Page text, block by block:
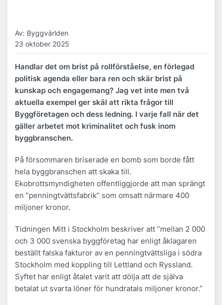
Av: Byggvärlden
23 oktober 2025
Handlar det om brist på rollförståelse, en förlegad
politisk agenda eller bara ren och skär brist på
kunskap och engagemang? Jag vet inte men två
aktuella exempel ger skäl att rikta frågor till
Byggföretagen och dess ledning. I varje fall när det
gäller arbetet mot kriminalitet och fusk inom
byggbranschen.
På försommaren briserade en bomb som borde fått
hela byggbranschen att skaka till.
Ekobrottsmyndigheten offentliggjorde att man sprängt
en ”penningtvättsfabrik” som omsatt närmare 400
miljoner kronor.
Tidningen Mitt i Stockholm beskriver att ”mellan 2 000
och 3 000 svenska byggföretag har enligt åklagaren
beställt falska fakturor av en penningtvättsliga i södra
Stockholm med koppling till Lettland och Ryssland.
Syftet har enligt åtalet varit att dölja att de själva
betalat ut svarta löner för hundratals miljoner kronor.”